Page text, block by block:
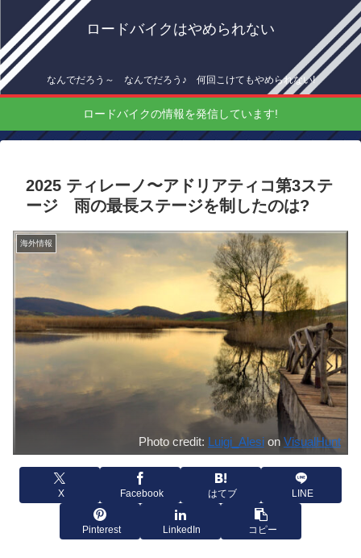
ロードバイクはやめられない
なんでだろう～ なんでだろう♪ 何回こけてもやめられない!
ロードバイクの情報を発信しています!
2025 ティレーノ〜アドリアティコ第3ステ
ージ 雨の最長ステージを制したのは?
海外情報
Photo credit: Luigi_Alesion VisualHunt
X Facebook はてブ LINE
Pinterest LinkedIn コピー